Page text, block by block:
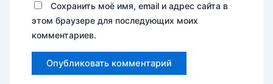
Сохранить моё имя, email и адрес сайта в
этом браузере для последующих моих
комментариев.